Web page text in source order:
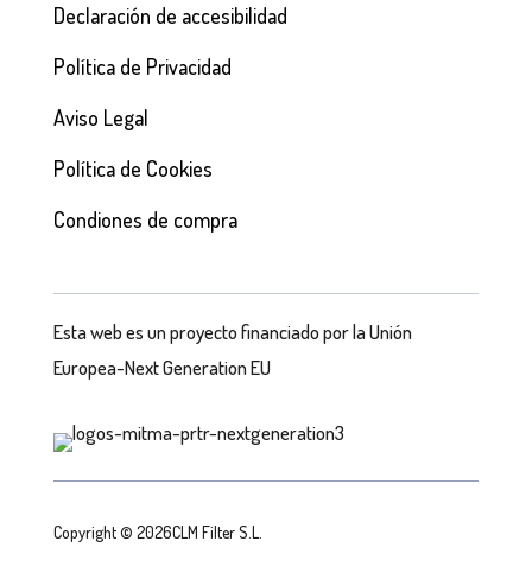
Declaración de accesibilidad
Política de Privacidad
Aviso Legal
Política de Cookies
Condiones de compra
Esta web es un proyecto financiado por la Unión
Europea-Next Generation EU
Copyright © 2026CLM Filter S.L.